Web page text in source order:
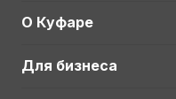
О Куфаре
Для бизнеса